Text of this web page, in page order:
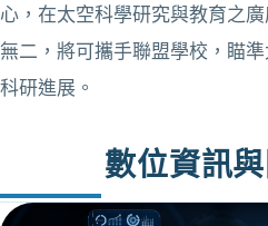
心，在太空科學研究與教育之
無二，將可攜手聯盟學校，瞄
科研進展。
數位資訊